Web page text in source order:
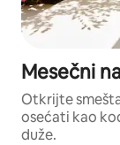
Mesečni
Otkrijte
osećati kao
duže.